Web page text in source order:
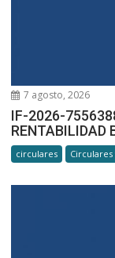
7 agosto, 2026
IF-2026-
RENTABILIDAD
circulares